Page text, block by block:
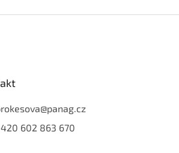
@panag.cz
602 863 670